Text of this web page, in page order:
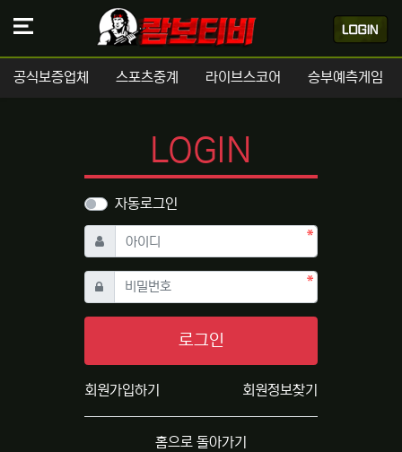
공식보증업체 스포츠중계 라이브스코어 승부예측게임
LOGIN
자동로그인
아이디 필수
비밀번호필수
로그인
회원가입하기 회원정보찾기
홈으로 돌아가기